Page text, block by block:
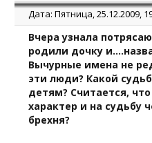
Дата: Пятница, 25.12.2009,
Вчера узнала
родили дочку
Вычурные имена не
эти люди? Какой
детям? Считается,
характер и на судьбу
брехня?